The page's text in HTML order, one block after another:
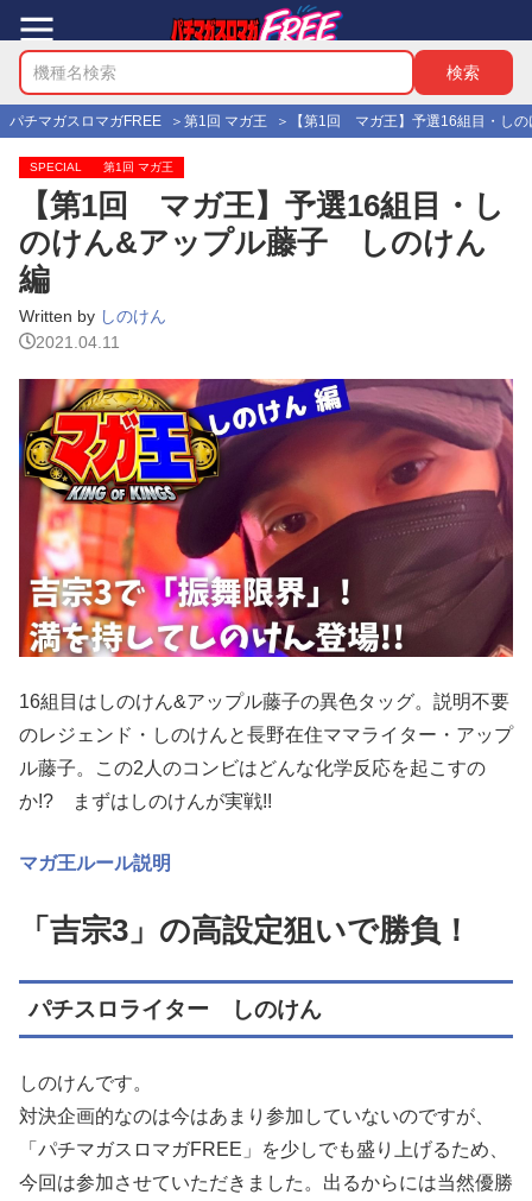
パチマガスロマガFREE 第1回 マガ王 【第1回 マガ王】予選16組目・し
SPECIAL 第1回 マガ王
【第1回 マガ王】予選16組目・し
のけん&アップル藤子 しのけん
編
Written by しのけん
2021.04.11
16組目はしのけん&アップル藤子の異色タッグ。説明不要
のレジェンド・しのけんと長野在住ママライター・アップ
ル藤子。この2人のコンビはどんな化学反応を起こすの
か!? まずはしのけんが実戦!!
マガ王ルール説明
「吉宗3」の高設定狙いで勝負！
パチスロライター しのけん
しのけんです。
対決企画的なのは今はあまり参加していないのですが、
「パチマガスロマガFREE」を少しでも盛り上げるため、
今回は参加させていただきました。出るからには当然優勝